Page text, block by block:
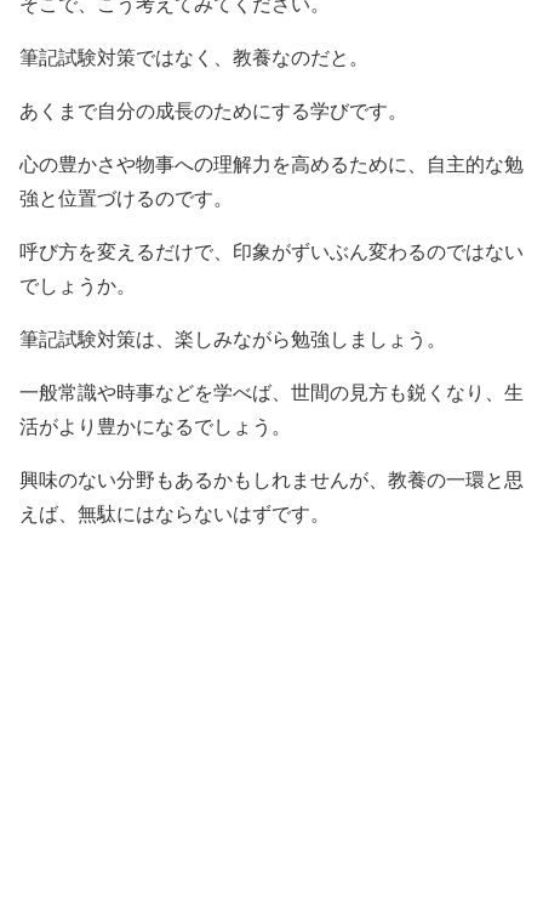
そこで、こう考えてみてください。
筆記試験対策ではなく、教養なのだと。
あくまで自分の成長のためにする学びです。
心の豊かさや物事への理解力を高めるために、自主的な勉
強と位置づけるのです。
呼び方を変えるだけで、印象がずいぶん変わるのではない
でしょうか。
筆記試験対策は、楽しみながら勉強しましょう。
一般常識や時事などを学べば、世間の見方も鋭くなり、生
活がより豊かになるでしょう。
興味のない分野もあるかもしれませんが、教養の一環と思
えば、無駄にはならないはずです。